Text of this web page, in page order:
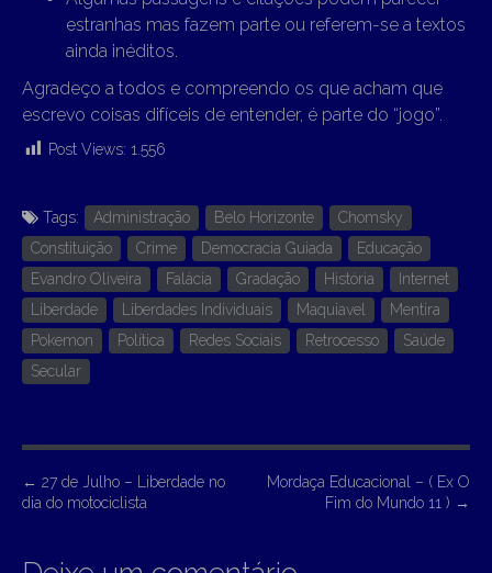
estranhas mas fazem parte ou referem-se a textos
ainda inéditos.
Agradeço a todos e compreendo os que acham que
escrevo coisas difíceis de entender, é parte do “jogo”.
Post Views: 1.556
Tags: Administração Belo Horizonte
Chomsky
Constituição
Crime Democracia Guiada
Educação
Evandro Oliveira
Falácia Gradação História
Internet
Liberdade
Liberdades Individuais Maquiavel
Mentira
Pokemon
Política Redes Sociais Retrocesso
Saúde
Secular
P
o
← 27 de Julho – Liberdade no
dia do motociclista
Mordaça Educacional – ( Ex O
Fim do Mundo 11 ) →